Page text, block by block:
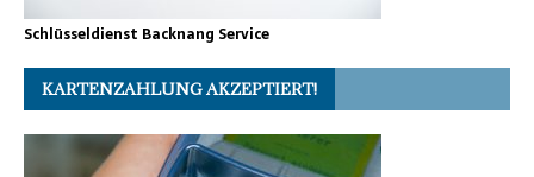
Schlüsseldienst Backnang Service
KARTENZAHLUNG AKZEPTIERT!